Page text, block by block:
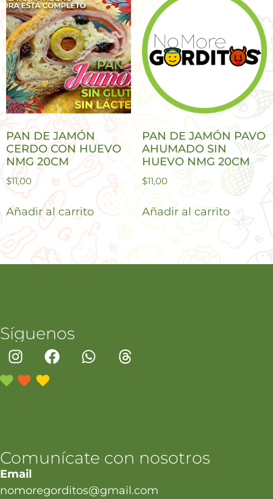
PAN DE JAMÓN
CERDO CON HUEVO
NMG 20CM
$11,00
Añadir al carrito
PAN DE JAMÓN PAVO
AHUMADO SIN
HUEVO NMG 20CM
$11,00
Añadir al carrito
Síguenos
Comunícate con nosotros
Email
nomoregorditos@gmail.com